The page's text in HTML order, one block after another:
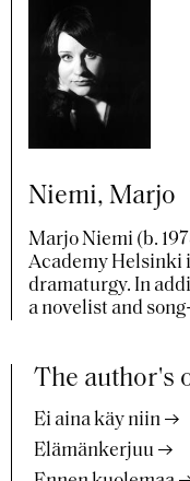
Niemi, Marjo
Marjo Niemi (b.
Academy Helsinki
dramaturgy. In
a novelist and
The author's
Ei aina käy niin
Elämänkerjuu